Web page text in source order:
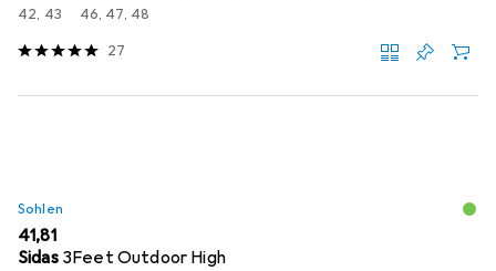
42, 43 46, 47, 48
27
Sohlen
EUR
41,81
Sidas 3Feet Outdoor High